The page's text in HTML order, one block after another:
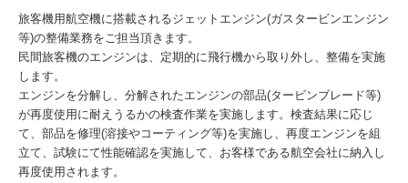
旅客機用航空機に搭載されるジェットエンジン(ガスタービンエンジン
等)の整備業務をご担当頂きます。
民間旅客機のエンジンは、定期的に飛行機から取り外し、整備を実施
します。
エンジンを分解し、分解されたエンジンの部品(タービンブレード等)
が再度使用に耐えうるかの検査作業を実施します。検査結果に応じ
て、部品を修理(溶接やコーティング等)を実施し、再度エンジンを組
立て、試験にて性能確認を実施して、お客様である航空会社に納入し
再度使用されます。